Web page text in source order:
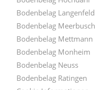
Bodenbelag Langenfeld
Bodenbelag Meerbusch
Bodenbelag Mettmann
Bodenbelag Monheim
Bodenbelag Neuss
Bodenbelag Ratingen